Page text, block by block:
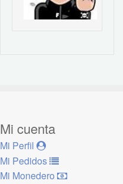
Mi cuenta
Mi Perfil
Mi Pedidos
Mi Monedero